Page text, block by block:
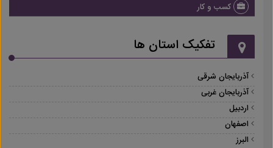
کسب و کار
تفکیک استان ها
آذربایجان شرقی
آذربایجان غربی
اردبیل
اصفهان
البرز